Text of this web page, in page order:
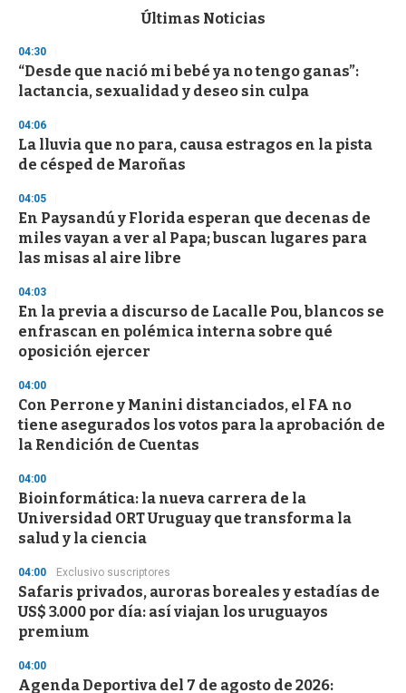
d
s
o
f
3
s
e
c
n
d
Últimas Noticias
04:30
“Desde que nació mi bebé ya no tengo ganas”:
lactancia, sexualidad y deseo sin culpa
04:06
La lluvia que no para, causa estragos en la pista
de césped de Maroñas
04:05
En Paysandú y Florida esperan que decenas de
miles vayan a ver al Papa; buscan lugares para
las misas al aire libre
04:03
En la previa a discurso de Lacalle Pou, blancos se
enfrascan en polémica interna sobre qué
oposición ejercer
04:00
Con Perrone y Manini distanciados, el FA no
tiene asegurados los votos para la aprobación de
la Rendición de Cuentas
04:00
Bioinformática: la nueva carrera de la
Universidad ORT Uruguay que transforma la
salud y la ciencia
04:00 Exclusivo suscriptores
Safaris privados, auroras boreales y estadías de
US$ 3.000 por día: así viajan los uruguayos
premium
04:00
Agenda Deportiva del 7 de agosto de 2026: